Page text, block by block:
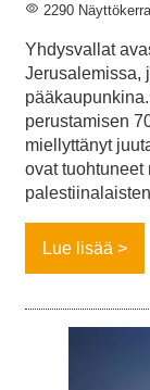
2290
Yhdysvallat
Jerusalemissa,
perustamisen
miellyttänyt
ovat tuohtuneet
Lue lisää